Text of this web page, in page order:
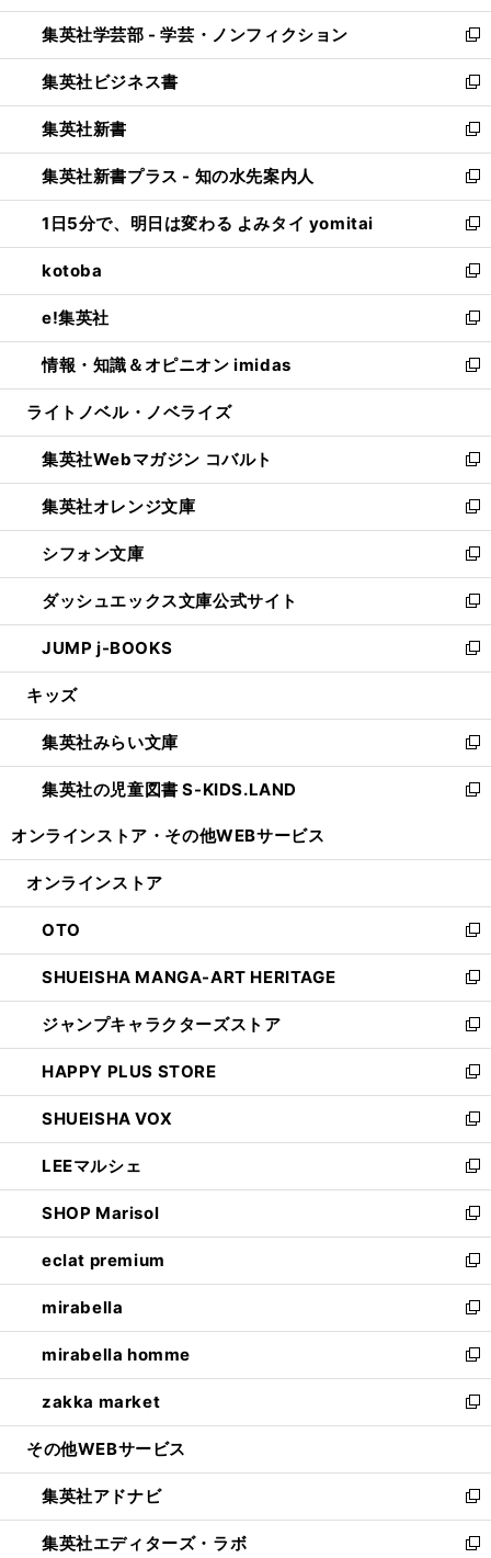
開
く
ウ
で
開
く
ン
ド
ウ
で
開
く
ウ
ィ
ン
ド
ウ
で
開
く
集英社学芸部 - 学芸・ノンフィクション
新
し
い
ウ
ィ
ン
ド
ウ
で
開
く
集英社ビジネス書
新
し
い
ウ
ィ
ン
ド
ウ
で
開
く
集英社新書
新
し
い
ウ
ィ
ン
ド
ウ
で
開
く
集英社新書プラス - 知の水先案内人
新
し
い
ウ
ィ
ン
ド
ウ
で
開
1日5分で、明日は変わる よみタイ yomitai
新
し
い
ウ
ィ
ン
ド
ウ
開
く
kotoba
新
し
い
ウ
ィ
ン
ウ
で
開
く
e!集英社
新
し
い
ウ
ン
ド
ウ
で
開
く
情報・知識＆オピニオン imidas
新
し
ウ
ィ
ン
ド
ウ
で
開
く
ライトノベル・ノベライズ
集英社Webマガジン コバルト
新
し
い
ウ
ィ
ン
ド
ウ
で
開
集英社オレンジ文庫
新
し
い
ウ
ィ
ン
ド
ウ
開
く
シフォン文庫
新
し
い
ウ
ィ
ン
ウ
で
開
く
ダッシュエックス文庫公式サイト
新
し
い
ウ
ン
ド
ウ
で
JUMP j-BOOKS
新
し
ウ
ィ
ン
ド
開
キッズ
集英社みらい文庫
新
し
い
ン
ウ
で
開
く
集英社の児童図書 S-KIDS.LAND
新
ウ
ン
ド
ウ
で
開
く
オンラインストア・ その他WEBサービス
オンラインストア
OTO
新
し
い
ウ
ィ
ン
ド
ウ
で
開
く
SHUEISHA MANGA-ART HERITAGE
新
し
い
ウ
ィ
ン
ド
ウ
で
開
く
ジャンプキャラクターズストア
新
し
い
ウ
ィ
ン
ド
ウ
で
開
く
HAPPY PLUS STORE
新
し
い
ウ
ィ
ン
ド
ウ
で
開
く
SHUEISHA VOX
新
し
い
ウ
ィ
ン
ド
ウ
で
開
く
LEEマルシェ
新
し
い
ウ
ィ
ン
ド
ウ
で
開
く
SHOP Marisol
新
し
い
ウ
ィ
ン
ド
ウ
で
開
eclat premium
新
し
い
ウ
ィ
ン
ド
ウ
開
く
mirabella
新
し
い
ウ
ィ
ン
ウ
で
開
く
mirabella homme
新
し
い
ウ
ン
ド
ウ
で
zakka market
新
し
ウ
ィ
ン
ド
その他WEBサービス
集英社アドナビ
新
し
い
集英社エディターズ・ラボ 新